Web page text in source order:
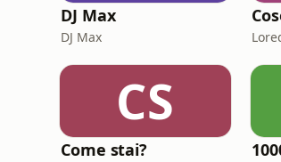
DJ Max
DJ Max
CS
Come stai?